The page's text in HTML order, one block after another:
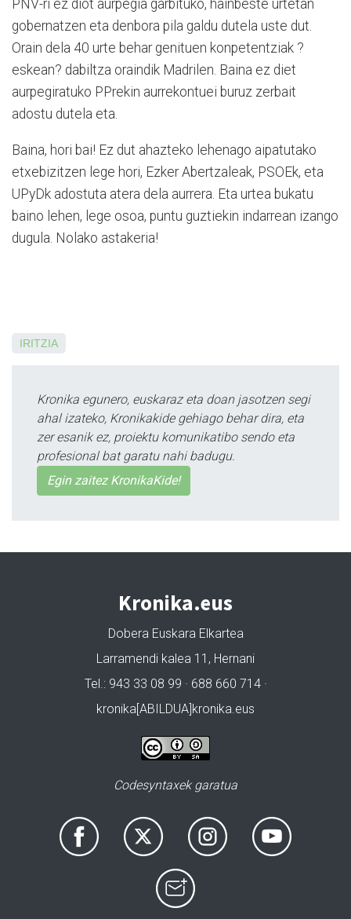
PNV-ri ez diot aurpegia garbituko, hainbeste urtetan
gobernatzen eta denbora pila galdu dutela uste dut.
Orain dela 40 urte behar genituen konpetentziak ?
eskean? da­biltza oraindik Madrilen. Baina ez diet
aurpegiratuko PPrekin aurrekontuei buruz zerbait
adostu dutela eta.
Baina, hori bai! Ez dut ahazteko lehenago aipatutako
etxebizitzen lege hori, Ezker Abertzaleak, PSOEk, eta
UPyDk adostuta atera dela aurrera. Eta urtea bukatu
baino lehen, lege osoa, puntu guztiekin indarrean izango
dugula. Nolako astakeria!
IRITZIA
Kronika egunero, euskaraz eta doan jasotzen segi
ahal izateko, Kronikakide gehiago behar dira, eta
zer esanik ez, proiektu komunikatibo sendo eta
profesional bat garatu nahi badugu.
Egin zaitez KronikaKide!
Kronika.eus
Dobera Euskara Elkartea
Larramendi kalea 11, Hernani
Tel.: 943 33 08 99 · 688 660 714 ·
kronika[ABILDUA]kronika.eus
Codesyntaxek garatua